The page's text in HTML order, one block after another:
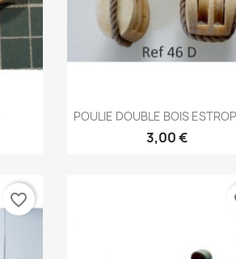
Aperçu rapide
POULIE DOUBLE BOIS
3,00 €
favorite_border